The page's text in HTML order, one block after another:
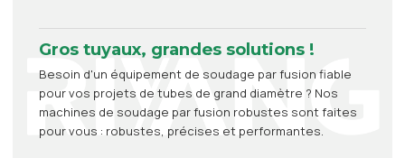
Gros tuyaux, grandes solutions !
Besoin d'un équipement de soudage par fusion fiable
pour vos projets de tubes de grand diamètre ? Nos
machines de soudage par fusion robustes sont faites
pour vous : robustes, précises et performantes.